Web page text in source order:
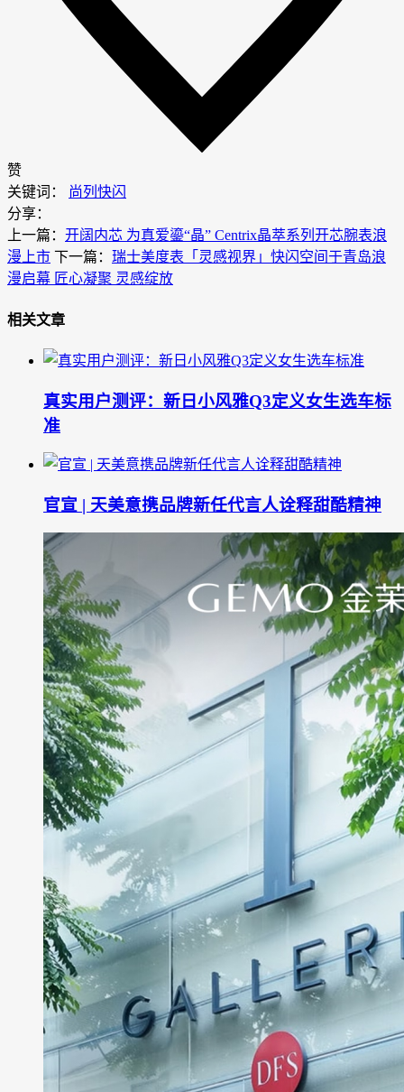
赞
关键词：
尚列快闪
分享：
上一篇： 开阔内芯 为真爱鎏“晶” Centrix晶萃系列开芯腕表浪
漫上市 下一篇： 瑞士美度表「灵感视界」快闪空间于青岛浪
漫启幕 匠心凝聚 灵感绽放
相关文章
真实用户测评：新日小风雅Q3定义女生选车标
准
官宣 | 天美意携品牌新任代言人诠释甜酷精神